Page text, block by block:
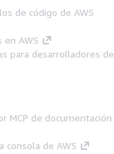
de código de AWS
en AWS
para desarrolladores de
MCP de documentación
consola de AWS